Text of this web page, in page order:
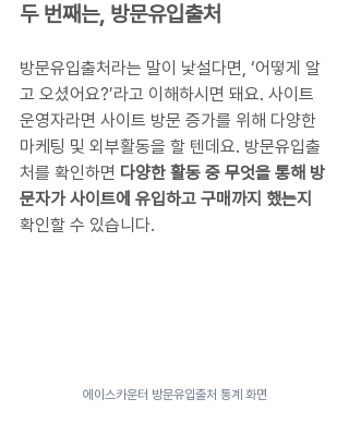
두 번째는, 방문유입출처
방문유입출처라는 말이 낯설다면, ‘어떻게 알
고 오셨어요?’라고 이해하시면 돼요. 사이트
운영자라면 사이트 방문 증가를 위해 다양한
마케팅 및 외부활동을 할 텐데요. 방문유입출
처를 확인하면 다양한 활동 중 무엇을 통해 방
문자가 사이트에 유입하고 구매까지 했는지
확인할 수 있습니다.
에이스카운터 방문유입출처 통계 화면